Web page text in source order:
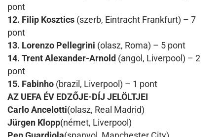
pont
12. Filip Kosztics (szerb, Eintracht Frankfurt) – 7
pont
13. Lorenzo Pellegrini (olasz, Roma) – 5 pont
14. Trent Alexander-Arnold (angol, Liverpool) – 2
pont
15. Fabinho (brazil, Liverpool) – 1 pont
AZ UEFA ÉV EDZŐJE-DÍJ JELÖLTJEI
Carlo Ancelotti(olasz, Real Madrid)
Jürgen Klopp(német, Liverpool)